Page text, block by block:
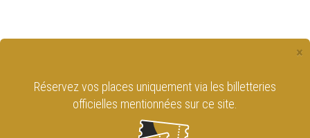
×
Réservez vos places uniquement via les billetteries
officielles mentionnées sur ce site.